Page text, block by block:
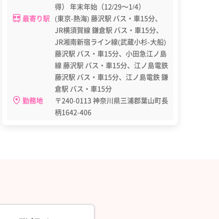
得） 年末年始（12/29～1/4）
最寄り駅 (東京-熱海) 藤沢駅 バス・車15分、
JR横須賀線 鎌倉駅 バス・車15分、
JR湘南新宿ライン線(武蔵小杉-大船)
藤沢駅 バス・車15分、小田急江ノ島
線 藤沢駅 バス・車15分、江ノ島電鉄
藤沢駅 バス・車15分、江ノ島電鉄 鎌
倉駅 バス・車15分
勤務地
〒240-0113 神奈川県三浦郡葉山町長
柄1642-406